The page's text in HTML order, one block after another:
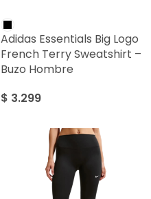
Adidas Essentials Big Logo
French Terry Sweatshirt –
Buzo Hombre
$ 3.299